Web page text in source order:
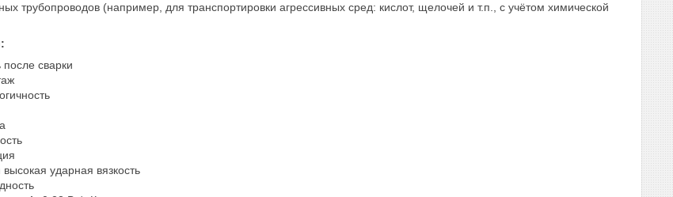
трубопроводов (например, для транспортировки агрессивных сред: кислот, щелочей и т.п., с учётом химической
сварки
ударная вязкость